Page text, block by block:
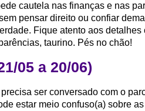
cautela nas finanças e nas
pensar direito ou confiar
Fique atento aos
taurino. Pés no chão!
05 a 20/06)
ser conversado com o
estar meio confuso(a) sobre